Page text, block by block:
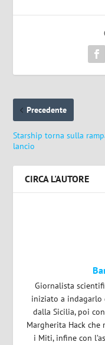
Precedente
Starship torna sulla
lancio
CIRCA L'AUTORE
Giornalista
iniziato a indagarlo
dalla Sicilia, poi
Margherita Hack che
i Miti, infine con